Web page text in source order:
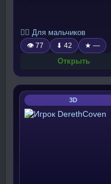
🧍‍♂️ Для мальчиков
👁 77 ⬇ 42 ★ —
Открыть
3D